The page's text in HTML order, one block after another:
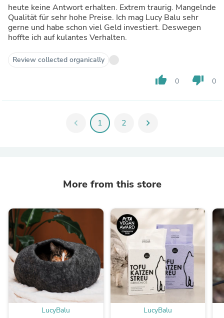
heute keine Antwort erhalten. Extrem traurig. Mangelnde
Qualität für sehr hohe Preise. Ich mag Lucy Balu sehr
gerne und habe schon viel Geld investiert. Deswegen
hoffte ich auf kulantes Verhalten.
Review collected organically
thumb_up 0 thumb_down 0
chevron_left 1 2 chevron_right
More from this store
LucyBalu LucyBalu